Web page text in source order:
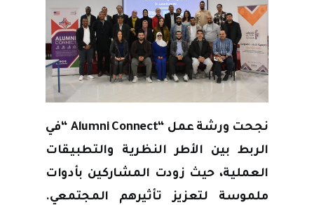
نجحت ورشة عمل “Alumni Connect “في
الربط بين الأطر النظرية والتطبيقات
العملية، حيث زودت المشاركين بأدوات
ملموسة لتعزيز تأثيرهم المجتمعي.